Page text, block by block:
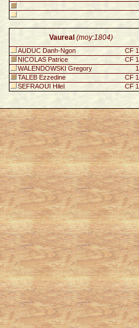
Vaureal (moy:1804)
AUDUC Danh-Ngon CF
NICOLAS Patrice
CF
WALENDOWSKI Gregory
TALEB Ezzedine
CF
SEFRAOUI Hilel
CF